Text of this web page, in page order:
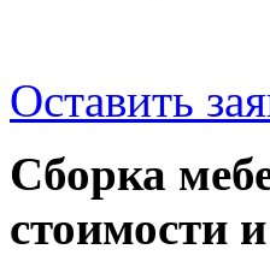
Оставить
Сборка
стоимости